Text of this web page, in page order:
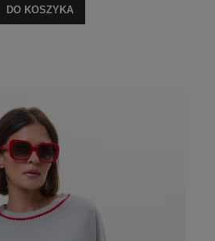
DO KOSZYKA